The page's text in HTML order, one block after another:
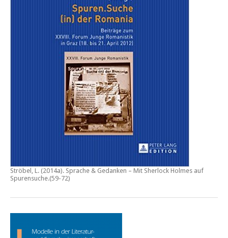
Ströbel, L. (2014a). Sprache & Gedanken – Mit Sherlock Holmes auf
Spurensuche.(59-72)